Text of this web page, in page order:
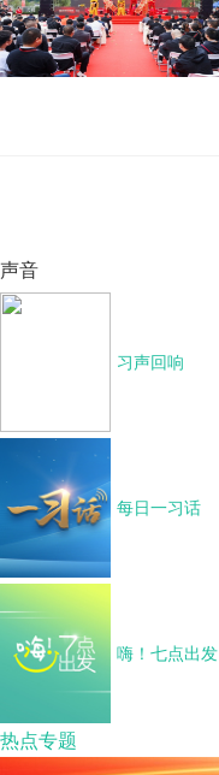
声音
习声回响
每日一习话
嗨！七点出发
热点专题